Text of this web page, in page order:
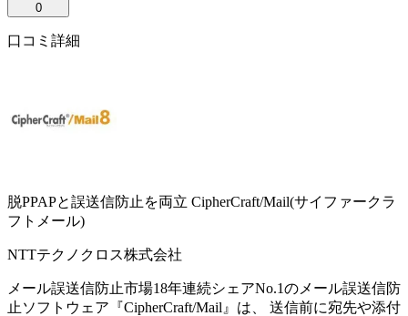
0
口コミ詳細
脱PPAPと誤送信防止を両立 CipherCraft/Mail(サイファークラ
フトメール)
NTTテクノクロス株式会社
メール誤送信防止市場18年連続シェアNo.1のメール誤送信防
止ソフトウェア『CipherCraft/Mail』は、 送信前に宛先や添付